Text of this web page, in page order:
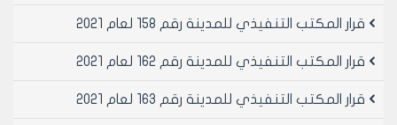
قرار المكتب التنفيذي للمدينة رقم 158 لعام 2021
قرار المكتب التنفيذي للمدينة رقم 162 لعام 2021
قرار المكتب التنفيذي للمدينة رقم 163 لعام 2021